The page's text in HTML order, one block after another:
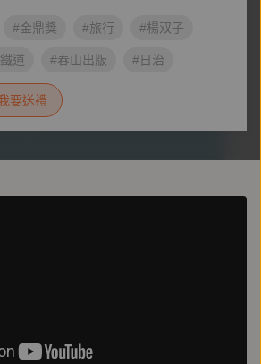
#金鼎獎 #旅行 #楊双子
道 #春山出版 #日治
日本翻譯大賞
要送禮